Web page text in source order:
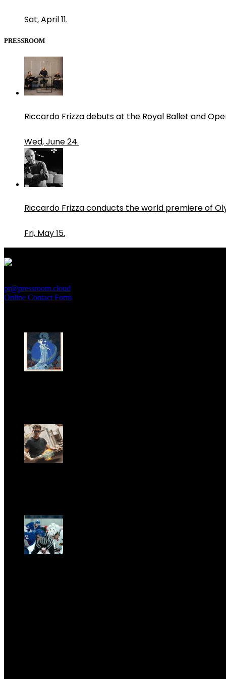
Sat, April 11.
PRESSROOM
Riccardo Frizza debuts at the Royal Ballet and
Wed, June 24.
Riccardo Frizza conducts the world premiere of
Fri, May 15.
pr@pressroom.cloud
Online Contact Form